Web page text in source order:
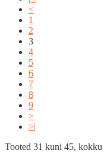
<
1
2
3
4
5
6
7
8
9
>
>|
Tooted 31 kuni 45,